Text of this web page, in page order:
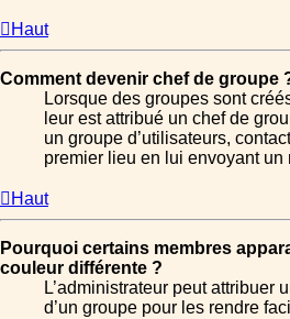
Haut
Comment devenir chef de groupe
Lorsque des groupes sont
leur est attribué un chef de
un groupe d’utilisateurs,
premier lieu en lui envoyant un
Haut
Pourquoi certains membres
couleur différente ?
L’administrateur peut attribuer
d’un groupe pour les rendre